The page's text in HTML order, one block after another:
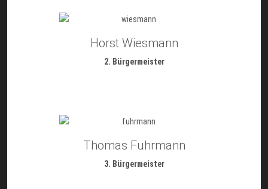
Horst Wiesmann
2. Bürgermeister
Thomas Fuhrmann
3. Bürgermeister